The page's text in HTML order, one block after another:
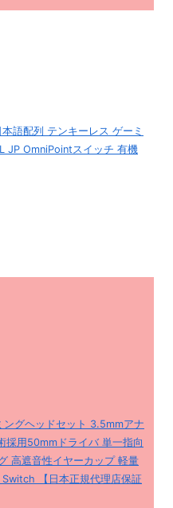
語配列 テンキーレス ゲーミ
JP OmniPointスイッチ 有機
グヘッドセット 3.5mmアナ
採用50mmドライバ 単一指向
高遮音性イヤーカップ 軽量
【日本正規代理店保証